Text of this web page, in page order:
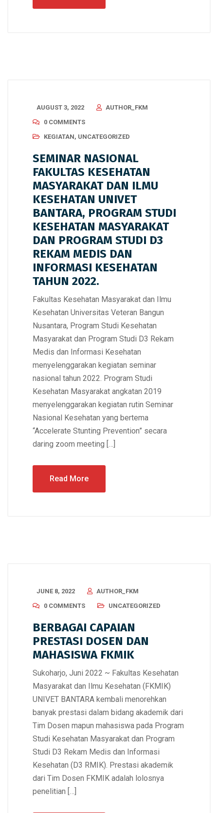
AUGUST 3, 2022
AUTHOR_FKM
0 COMMENTS
KEGIATAN, UNCATEGORIZED
SEMINAR NASIONAL
FAKULTAS KESEHATAN
MASYARAKAT DAN ILMU
KESEHATAN UNIVET
BANTARA, PROGRAM STUDI
KESEHATAN MASYARAKAT
DAN PROGRAM STUDI D3
REKAM MEDIS DAN
INFORMASI KESEHATAN
TAHUN 2022.
Fakultas Kesehatan Masyarakat dan Ilmu
Kesehatan Universitas Veteran Bangun
Nusantara, Program Studi Kesehatan
Masyarakat dan Program Studi D3 Rekam
Medis dan Informasi Kesehatan
menyelenggarakan kegiatan seminar
nasional tahun 2022. Program Studi
Kesehatan Masyarakat angkatan 2019
menyelenggarakan kegiatan rutin Seminar
Nasional Kesehatan yang bertema
“Accelerate Stunting Prevention” secara
daring zoom meeting […]
Read More
JUNE 8, 2022
AUTHOR_FKM
0 COMMENTS
UNCATEGORIZED
BERBAGAI CAPAIAN
PRESTASI DOSEN DAN
MAHASISWA FKMIK
Sukoharjo, Juni 2022 ~ Fakultas Kesehatan
Masyarakat dan Ilmu Kesehatan (FKMIK)
UNIVET BANTARA kembali menorehkan
banyak prestasi dalam bidang akademik dari
Tim Dosen mapun mahasiswa pada Program
Studi Kesehatan Masyarakat dan Program
Studi D3 Rekam Medis dan Informasi
Kesehatan (D3 RMIK). Prestasi akademik
dari Tim Dosen FKMIK adalah lolosnya
penelitian […]